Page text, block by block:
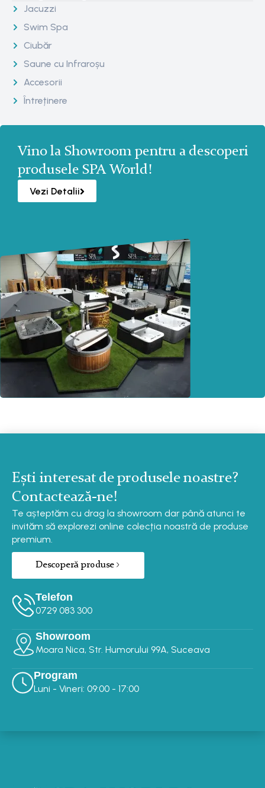
Jacuzzi
Swim Spa
Ciubăr
Saune cu Infraroșu
Accesorii
Întreținere
Vino la Showroom pentru a descoperi
produsele SPA World!
Vezi Detalii
Ești interesat de produsele noastre?
Contactează-ne!
Te așteptăm cu drag la showroom dar până atunci te
invităm să explorezi online colecția noastră de produse
premium.
Descoperă produse
Telefon
0729 083 300‬‬
Showroom
Moara Nica, Str. Humorului 99A, Suceava
Program
Luni - Vineri: 09:00 - 17:00